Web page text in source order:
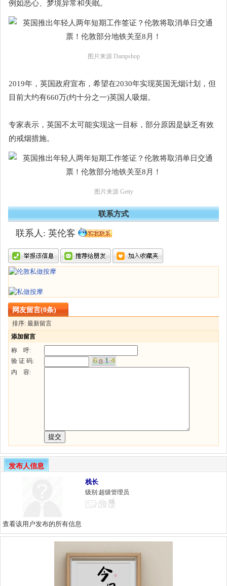
例如恶心、梦境异常和失眠。
图片来源 Dampshop
2019年，英国政府宣布，希望在2030年实现英国无烟计划，但
目前大约有660万(约十分之一)英国人吸烟。
专家表示，英国不太可能实现这一目标，部分原因是缺乏有效
的戒烟措施。
图片来源 Getty
联系方式
联系人: 英伦客
网友留言(0条)
排序: 最新留言
添加留言
称 呼:
验 证 码:
内 容:
发布人信息
栈长
级别:超级管理员
查看该用户发布的所有信息